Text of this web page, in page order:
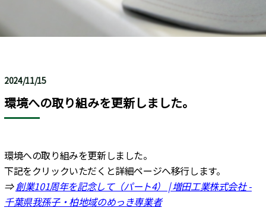
2024/11/15
環境への取り組みを更新しました。
環境への取り組みを更新しました。
下記をクリックいただくと詳細ページへ移行します。
⇒創業101周年を記念して（パート4） | 増田工業株式会社 -
千葉県我孫子・柏地域のめっき専業者